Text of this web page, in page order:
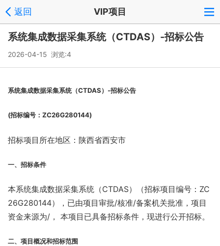
返回 VIP项目
系统集成数据采集系统（CTDAS）-招标公告
2026-04-15 浏览:4
系统集成数据采集系统（CTDAS）-招标公告
(招标编号：ZC26G280144)
招标项目所在地区：陕西省西安市
一、招标条件
本系统集成数据采集系统（CTDAS）（招标项目编号：ZC
26G280144），已由项目审批/核准/备案机关批准，项目
资金来源为/， 本项目已具备招标条件，现进行公开招标。
二、项目概况和招标范围